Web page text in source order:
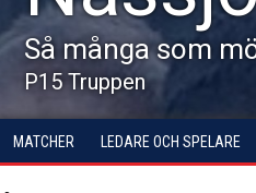
Så många som
P15 Truppen
MATCHER LEDARE OCH SPELARE